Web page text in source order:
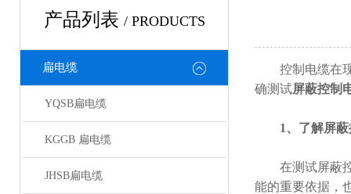
产品列表 / PRODUCTS
扁电缆
YQSB扁电缆
KGGB 扁电缆
JHSB扁电缆
控制电缆在现
确测试屏蔽控制
1、了解屏
在测试屏蔽控
能的重要依据，